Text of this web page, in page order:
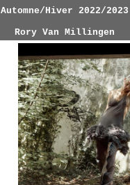
Automne/Hiver 2022/2023
Rory Van Millingen